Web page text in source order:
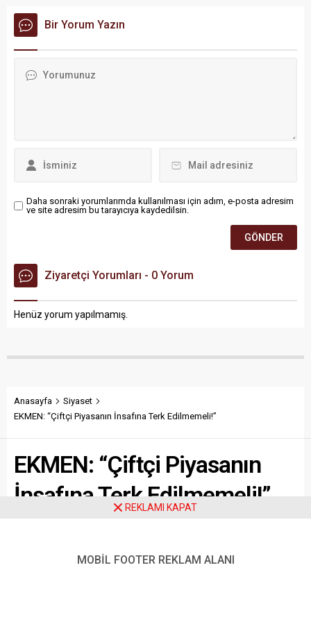
geçmeye çağırdı.
Bir Yorum Yazın
Daha sonraki yorumlarımda kullanılması için adım, e-posta adresim
ve site adresim bu tarayıcıya kaydedilsin.
Ziyaretçi Yorumları - 0 Yorum
Henüz yorum yapılmamış.
Anasayfa
Siyaset
EKMEN: “Çiftçi Piyasanın İnsafına Terk Edilmemeli!”
EKMEN: “Çiftçi Piyasanın
İnsafına Terk Edilmemeli!”
Milletvekili Mehmet Emin Ekmen, TBMM Genel
REKLAMI KAPAT
MOBİL FOOTER REKLAM ALANI